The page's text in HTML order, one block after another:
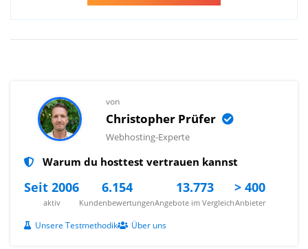
von
Christopher Prüfer
Webhosting-Experte
Warum du hosttest vertrauen kannst
Seit 2006
aktiv
6.154
Kundenbewertungen
13.773
Angebote im Vergleich
> 400
Anbieter
Unsere Testmethodik Über uns